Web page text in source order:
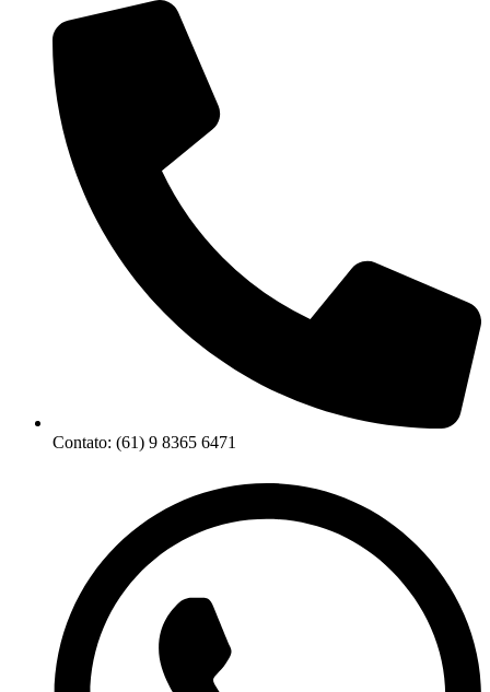
Contato: (61) 9 8365 6471